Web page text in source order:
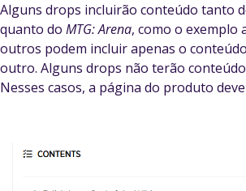
Alguns drops incluirão conteúdo tanto
quanto do MTG: Arena, como o exemplo
outros podem incluir apenas o
outro. Alguns drops não terão
Nesses casos, a página do produto